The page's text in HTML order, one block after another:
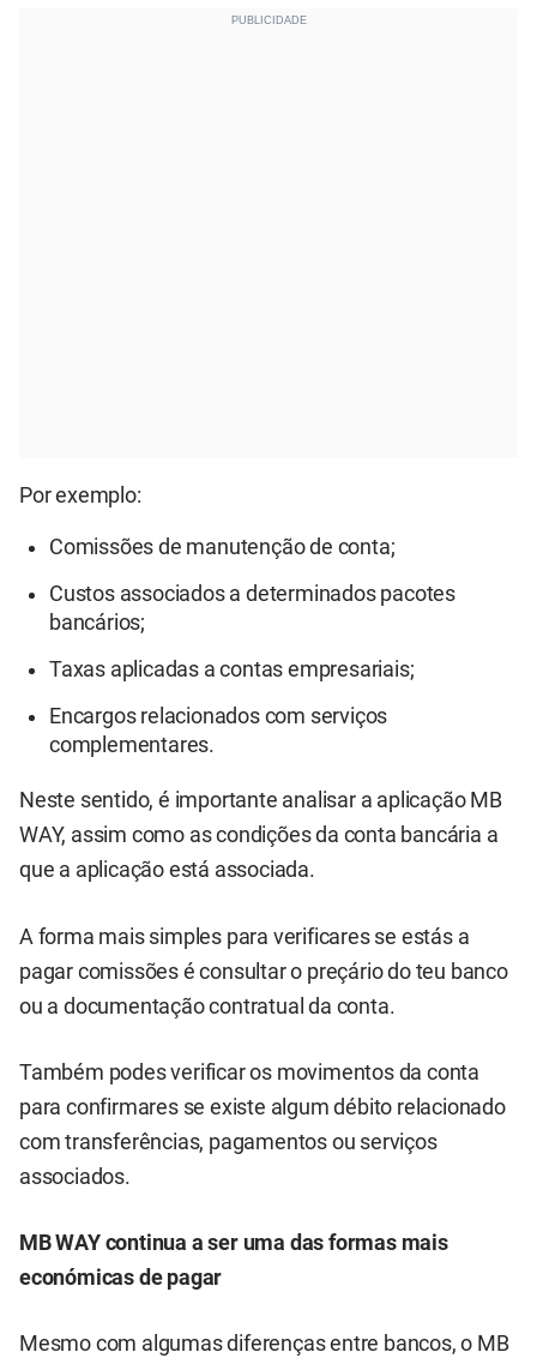
Por exemplo:
Comissões de manutenção de conta;
Custos associados a determinados pacotes
bancários;
Taxas aplicadas a contas empresariais;
Encargos relacionados com serviços
complementares.
Neste sentido, é importante analisar a aplicação MB
WAY, assim como as condições da conta bancária a
que a aplicação está associada.
A forma mais simples para verificares se estás a
pagar comissões é consultar o preçário do teu banco
ou a documentação contratual da conta.
Também podes verificar os movimentos da conta
para confirmares se existe algum débito relacionado
com transferências, pagamentos ou serviços
associados.
MB WAY continua a ser uma das formas mais
económicas de pagar
Mesmo com algumas diferenças entre bancos, o MB